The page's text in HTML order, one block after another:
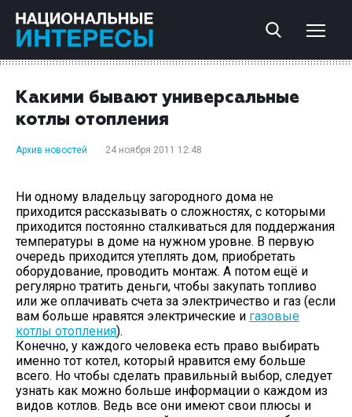
Какими бывают универсальные
котлы отопления
Архив новостей 24 ноября 2011 12:48
Ни одному владельцу загородного дома не
приходится рассказывать о сложностях, с которыми
приходится постоянно сталкиваться для поддержания
температуры в доме на нужном уровне. В первую
очередь приходится утеплять дом, приобретать
оборудование, проводить монтаж. А потом ещё и
регулярно тратить деньги, чтобы закупать топливо
или же оплачивать счета за электричество и газ (если
вам больше нравятся электрические и газовые
котлы отопления).
Конечно, у каждого человека есть право выбирать
именно тот котел, который нравится ему больше
всего. Но чтобы сделать правильный выбор, следует
узнать как можно больше информации о каждом из
видов котлов. Ведь все они имеют свои плюсы и